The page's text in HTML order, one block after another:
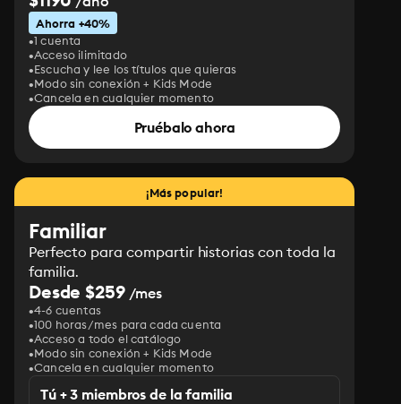
Ahorra +40%
1 cuenta
Acceso ilimitado
Escucha y lee los títulos que quieras
Modo sin conexión + Kids Mode
Cancela en cualquier momento
Pruébalo ahora
¡Más popular!
Familiar
Perfecto para compartir historias con toda la
familia.
Desde $259/mes
4-6 cuentas
100 horas/mes para cada cuenta
Acceso a todo el catálogo
Modo sin conexión + Kids Mode
Cancela en cualquier momento
Tú + 3 miembros de la familia